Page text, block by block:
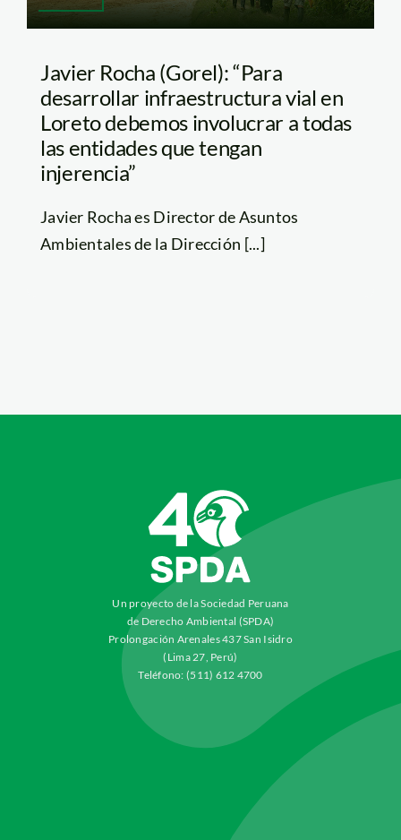
Javier Rocha (Gorel): “Para
desarrollar infraestructura vial en
Loreto debemos involucrar a todas
las entidades que tengan
injerencia”
Javier Rocha es Director de Asuntos
Ambientales de la Dirección [...]
Un proyecto de la Sociedad Peruana
de Derecho Ambiental (SPDA)
Prolongación Arenales 437 San Isidro
(Lima 27, Perú)
Teléfono: (511) 612 4700